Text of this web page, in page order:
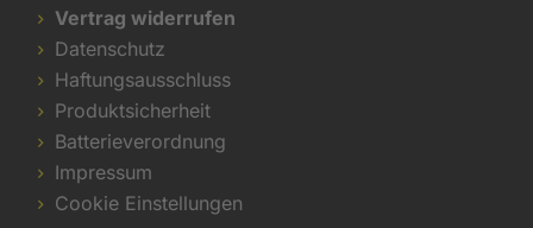
Vertrag widerrufen
Datenschutz
Haftungsausschluss
Produktsicherheit
Batterieverordnung
Impressum
Cookie Einstellungen